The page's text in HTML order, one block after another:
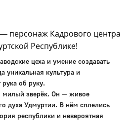
персонаж Кадрового центра
Республике!
цеха и умение создавать
уникальная культура и
рука об руку.
милый зверёк. Он — живое
духа Удмуртии. В нём сплелись
республики и невероятная